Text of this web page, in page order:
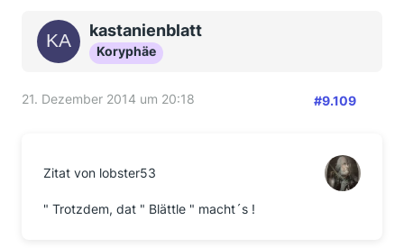
kastanienblatt
Koryphäe
21. Dezember 2014 um 20:18 #9.109
Zitat von lobster53
" Trotzdem, dat " Blättle " macht´s !